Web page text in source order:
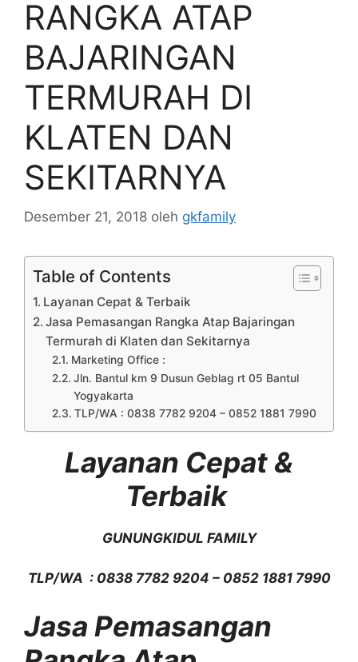
RANGKA ATAP
BAJARINGAN
TERMURAH DI
KLATEN DAN
SEKITARNYA
Desember 21, 2018 oleh gkfamily
Table of Contents
Layanan Cepat & Terbaik
Jasa Pemasangan Rangka Atap Bajaringan
Termurah di Klaten dan Sekitarnya
Marketing Office :
Jln. Bantul km 9 Dusun Geblag rt 05 Bantul
Yogyakarta
TLP/WA : 0838 7782 9204 – 0852 1881 7990
Layanan Cepat &
Terbaik
GUNUNGKIDUL FAMILY
TLP/WA : 0838 7782 9204 – 0852 1881 7990
Jasa Pemasangan